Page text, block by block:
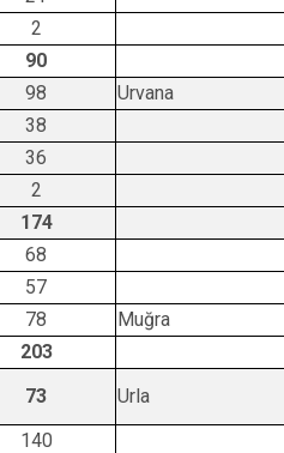
2
90
98 Urvana
38
36
2
174
68
57
78
Muğra
203
73 Urla
140